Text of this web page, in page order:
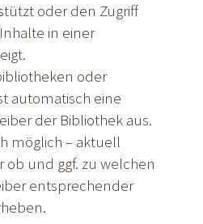
oder den Zugriff
in einer
oder
automatisch eine
der Bibliothek aus.
möglich – aktuell
und ggf. zu welchen
entsprechender